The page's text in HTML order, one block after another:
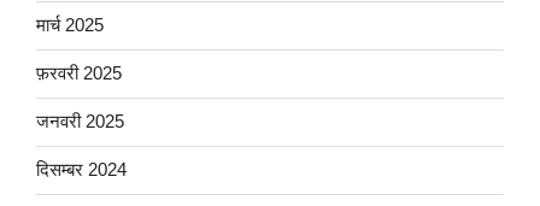
मार्च 2025
फ़रवरी 2025
जनवरी 2025
दिसम्बर 2024